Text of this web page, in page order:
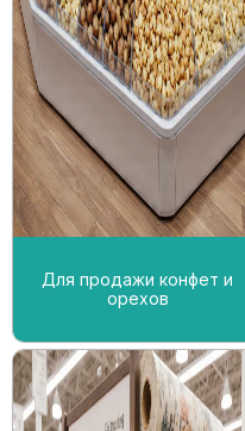
Для продажи конфет и
орехов